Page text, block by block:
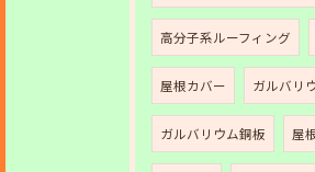
高分子系ルーフィング
屋根カバー ガルバリ
ガルバリウム銅板 屋